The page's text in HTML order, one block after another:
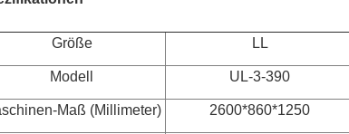
Größe LL
Modell UL-3-390
Maß (Millimeter) 2600*860*1250